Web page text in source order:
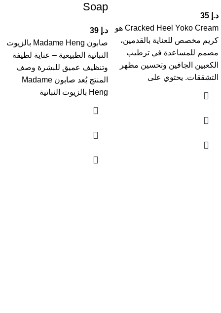
د.إ
Cracked Heel Yoko Cream هو
كريم مخصص للعناية بالقدمين،
مصمم للمساعدة في ترطيب
الكعبين الجافين وتحسين مظهر
التشققات. يحتوي على
Soap
د.إ
صابون Madame Heng بالزيوت
النباتية الطبيعية – عناية لطيفة
وتنظيف عميق للبشرة وصف
المنتج يُعد صابون Madame
Heng بالزيوت النباتية